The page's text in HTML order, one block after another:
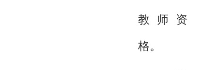
教师资
格。